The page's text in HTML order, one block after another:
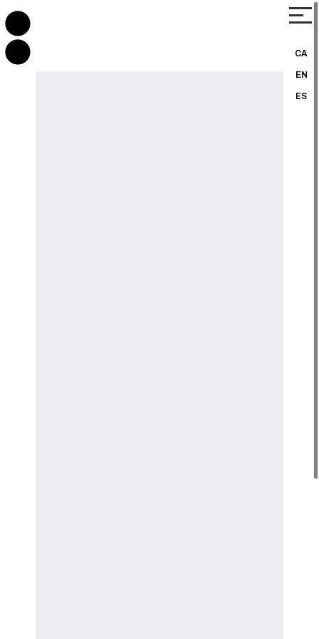
CA
EN
ES